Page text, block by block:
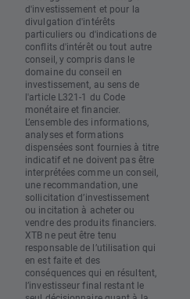
d'investissement et pour la
divulgation d'intérêts
particuliers ou d'indications de
conflits d'intérêt ou tout autre
conseil, y compris dans le
domaine du conseil en
investissement, au sens de
l'article L321-1 du Code
monétaire et financier.
L’ensemble des informations,
analyses et formations
dispensées sont fournies à titre
indicatif et ne doivent pas être
interprétées comme un conseil,
une recommandation, une
sollicitation d’investissement
ou incitation à acheter ou
vendre des produits financiers.
XTB ne peut être tenu
responsable de l’utilisation qui
en est faite et des
conséquences qui en résultent,
l’investisseur final restant le